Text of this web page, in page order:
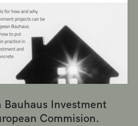
Bauhaus Investment
Commision.